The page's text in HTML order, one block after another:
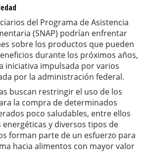
del Programa de Asistencia
(SNAP) podrían enfrentar
sobre los productos que pueden
durante los próximos años,
iniciativa impulsada por varios
por la administración federal.
buscan restringir el uso de los
la compra de determinados
poco saludables, entre ellos
y diversos tipos de
forman parte de un esfuerzo para
hacia alimentos con mayor valor